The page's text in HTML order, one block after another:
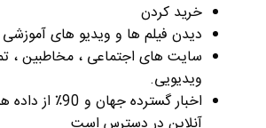
خريد كردن
دیدن فیلم ها و ویدیو های آموزشی
سایت های اجتماعی ، مخاطبین ،
ویدیویی.
اخبار گسترده جهان